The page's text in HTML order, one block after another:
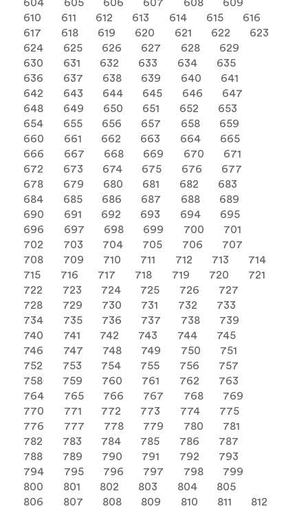
604
605 606 607 608
609
610
611 612 613 614 615
616
617
618 619 620 621 622
623
624
625 626 627 628
629
630
631 632 633 634
635
636
637 638 639 640
641
642
643 644 645 646
647
648
649 650 651 652
653
654
655 656 657 658
659
660
661 662 663 664
665
666
667 668 669 670
671
672
673 674 675 676
677
678
679 680 681 682
683
684
685 686 687 688
689
690
691 692 693 694
695
696
697 698 699 700
701
702
703 704 705 706
707
708
709 710 711 712 713
714
715
716 717 718 719 720
721
722
723 724 725 726
727
728
729 730 731 732
733
734
735 736 737 738
739
740
741 742 743 744
745
746
747 748 749 750
751
752
753 754 755 756
757
758
759 760 761 762
763
764
765 766 767 768
769
770
771 772 773 774
775
776
777 778 779 780
781
782
783 784 785 786
787
788
789 790 791 792
793
794
795 796 797 798
799
800
801 802 803 804
805
806
807 808 809 810 811
812